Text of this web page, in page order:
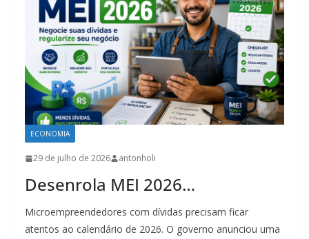
ECONOMIA
29 de julho de 2026 antonholi
Desenrola MEI 2026…
Microempreendedores com dívidas precisam ficar
atentos ao calendário de 2026. O governo anunciou uma